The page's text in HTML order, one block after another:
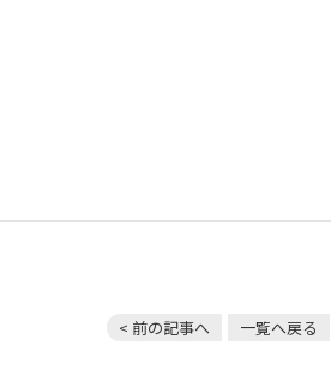
< 前の記事へ 一覧へ戻る